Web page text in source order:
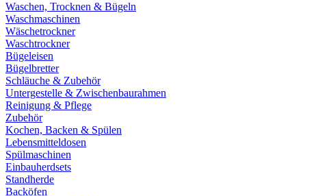
Waschen, Trocknen & Bügeln
Waschmaschinen
Wäschetrockner
Waschtrockner
Bügeleisen
Bügelbretter
Schläuche & Zubehör
Untergestelle & Zwischenbaurahmen
Reinigung & Pflege
Zubehör
Kochen, Backen & Spülen
Lebensmitteldosen
Spülmaschinen
Einbauherdsets
Standherde
Backöfen